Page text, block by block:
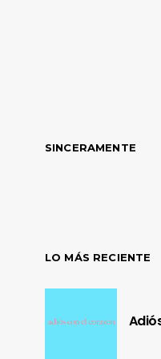
SINCERAMENTE
LO MÁS RECIENTE